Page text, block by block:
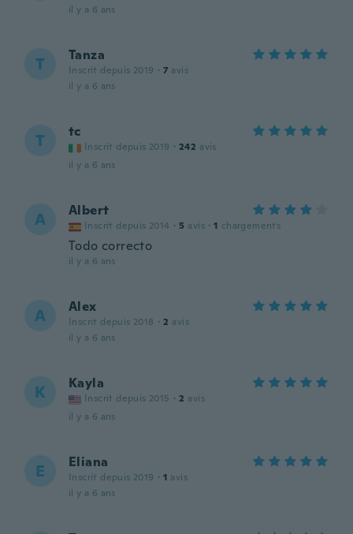
il y a 6 ans
T Tanza
Inscrit depuis 2019 · 7 avis
il y a 6 ans
T tc
Inscrit depuis 2019 · 242 avis
il y a 6 ans
A Albert
Inscrit depuis 2014 · 5 avis · 1 chargements
Todo correcto
il y a 6 ans
A Alex
Inscrit depuis 2018 · 2 avis
il y a 6 ans
K Kayla
Inscrit depuis 2015 · 2 avis
il y a 6 ans
E Eliana
Inscrit depuis 2019 · 1 avis
il y a 6 ans